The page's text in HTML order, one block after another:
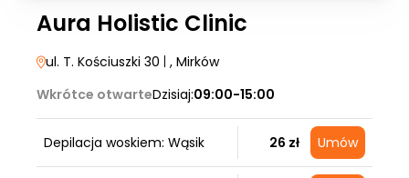
Aura Holistic Clinic
ul. T. Kościuszki 30 , Mirków
Wkrótce otwarteDzisiaj:09:00-15:00
Depilacja woskiem: Wąsik 26 zł Umów